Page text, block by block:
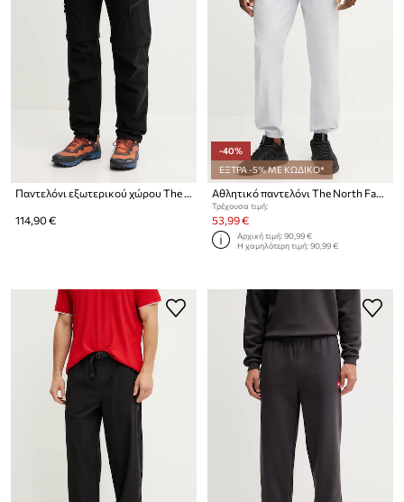
Παντελόνι εξωτερικού χώρου The North Face Exploration
114,90 €
-40%
ΕΞΤΡΑ -5% ΜΕ ΚΩΔΙΚΟ*
Αθλητικό παντελόνι The North Face Mountain Athletics
Τρέχουσα τιμή:
53,99 €
Αρχική τιμή:90,99 €
Η χαμηλότερη τιμή:90,99 €